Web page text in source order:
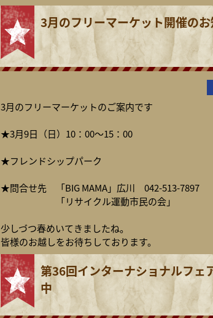
3月のフリーマーケット開催の
3月のフリーマーケットのご案内です
★3月9日（日）10：00～15：00
★フレンドシップパーク
★問合せ先 「BIG MAMA」広川 042-513-7897
「リサイクル運動市民の会」
少しづつ春めいてきましたね。
皆様のお越しをお待ちしております。
第36回インターナショナルフ
中